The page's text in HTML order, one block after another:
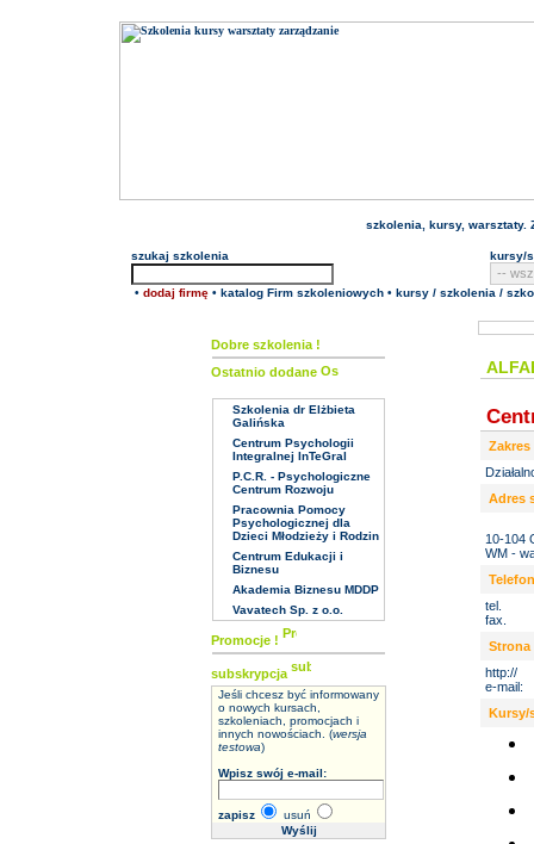
szkolenia kursy,
szukaj szkolenia kursy/
• dodaj firmę • katalog Firm szkoleniowych • kursy / szkolenia /
Dobre szkolenia !
Ostatnio dodane
Szkolenia dr Elżbieta
Galińska
Centrum Psychologii
Integralnej InTeGral
P.C.R. - Psychologiczne
Centrum Rozwoju
Pracownia Pomocy
Psychologicznej dla
Dzieci Młodzieży i Rodzin
Centrum Edukacji i
Biznesu
Akademia Biznesu MDDP
Vavatech Sp. z o.o.
Promocje !
subskrypcja
Jeśli chcesz być informowany
o nowych kursach,
szkoleniach, promocjach i
innych nowościach. (wersja
testowa)
Wpisz swój e-mail:
zapisz usuń
Zakres
Adres
10-104
WM -
tel.
fax.
Strona
http://
e-mail:
Kursy/